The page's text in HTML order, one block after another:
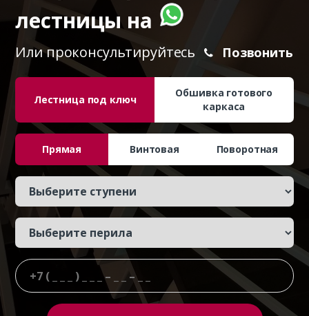
лестницы на
Или проконсультируйтесь Позвонить
Лестница под ключ
Обшивка готового
каркаса
Прямая Винтовая Поворотная